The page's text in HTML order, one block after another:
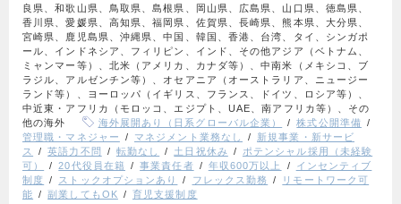
良県、和歌山県、鳥取県、島根県、岡山県、広島県、山口県、徳島県、
香川県、愛媛県、高知県、福岡県、佐賀県、長崎県、熊本県、大分県、
宮崎県、鹿児島県、沖縄県、中国、韓国、香港、台湾、タイ、シンガポ
ール、インドネシア、フィリピン、インド、その他アジア（ベトナム、
ミャンマー等）、北米（アメリカ、カナダ等）、中南米（メキシコ、ブ
ラジル、アルゼンチン等）、オセアニア（オーストラリア、ニュージー
ランド等）、ヨーロッパ（イギリス、フランス、ドイツ、ロシア等）、
中近東・アフリカ（モロッコ、エジプト、UAE、南アフリカ等）、その
他の海外
海外展開あり（日系グローバル企業）
株式公開準備
管理職・マネジャー
マネジメント業務なし
新規事業・新サービ
ス
英語力不問 転勤なし 土日祝休み
ポテンシャル採用（未経験
可）
20代役員在籍 事業責任者 年収600万以上
インセンティブ
制度
ストックオプションあり フレックス勤務
リモートワーク可
能
副業してもOK 育児支援制度